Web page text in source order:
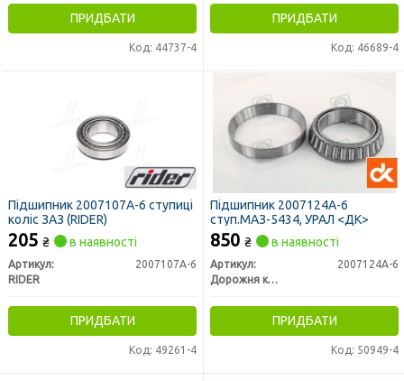
ПРИДБАТИ
Код: 44737-4
ПРИДБАТИ
Код: 46689-4
Підшипник 2007107А-6 ступиці
коліс ЗАЗ (RIDER)
205 ₴ в наявності
Артикул:
2007107А-6
RIDER
ПРИДБАТИ
Код: 49261-4
Підшипник 2007124А-6
ступ.МАЗ-5434, УРАЛ <ДК>
850 ₴ в наявності
Артикул:
2007124А-6
Дорожня карта
ПРИДБАТИ
Код: 50949-4